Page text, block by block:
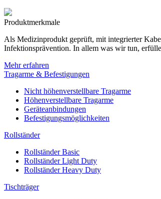
Produktmerkmale
Als Medizinprodukt geprüft, mit integrierter
Infektionsprävention. In allem was wir tun,
Mehr erfahren
Tragarme & Befestigungen
Nicht höhenverstellbare Tragarme
Höhenverstellbare Tragarme
Geräteanbindungen
Befestigungsmöglichkeiten
Rollständer
Rollständer Basic
Rollständer Light Duty
Rollständer Heavy Duty
Tischträger